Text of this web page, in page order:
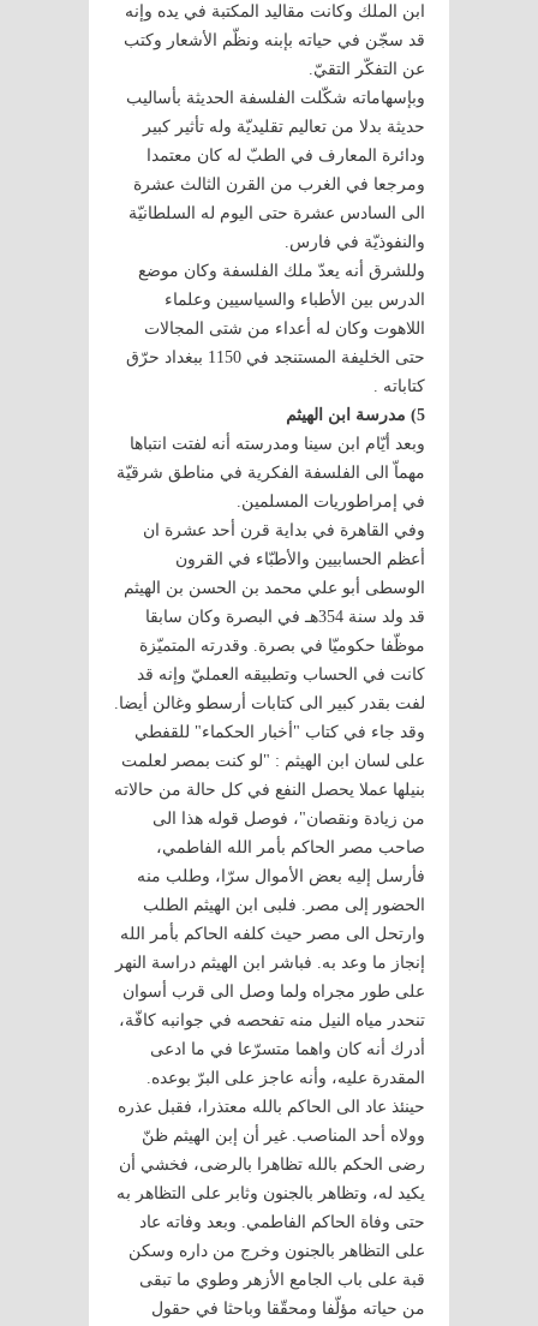
ابن الملك وكانت مقاليد المكتبة في يده وإنه
قد سجّن في حياته بإبنه ونظّم الأشعار وكتب
عن التفكّر التقيّ.
وبإسهاماته شكّلت الفلسفة الحديثة بأساليب
حديثة بدلا من تعاليم تقليديّة وله تأثير كبير
ودائرة المعارف في الطبّ له كان معتمدا
ومرجعا في الغرب من القرن الثالث عشرة
الى السادس عشرة حتى اليوم له السلطانيّة
والنفوذيّة في فارس.
وللشرق أنه يعدّ ملك الفلسفة وكان موضع
الدرس بين الأطباء والسياسيين وعلماء
اللاهوت وكان له أعداء من شتى المجالات
حتى الخليفة المستنجد في 1150 ببغداد حرّق
كتاباته .
5) مدرسة ابن الهيثم
وبعد أيّام ابن سينا ومدرسته أنه لفتت انتباها
مهماّ الى الفلسفة الفكرية في مناطق شرقيّة
في إمراطوريات المسلمين.
وفي القاهرة في بداية قرن أحد عشرة ان
أعظم الحسابيين والأطبّاء في القرون
الوسطى أبو علي محمد بن الحسن بن الهيثم
قد ولد سنة 354هـ في البصرة وكان سابقا
موظّفا حكوميّا في بصرة. وقدرته المتميّزة
كانت في الحساب وتطبيقه العمليّ وإنه قد
لفت بقدر كبير الى كتابات أرسطو وغالن أيضا.
وقد جاء في كتاب "أخبار الحكماء" للقفطي
على لسان ابن الهيثم : "لو كنت بمصر لعلمت
بنيلها عملا يحصل النفع في كل حالة من حالاته
من زيادة ونقصان"، فوصل قوله هذا الى
صاحب مصر الحاكم بأمر الله الفاطمي،
فأرسل إليه بعض الأموال سرّا، وطلب منه
الحضور إلى مصر. فلبى ابن الهيثم الطلب
وارتحل الى مصر حيث كلفه الحاكم بأمر الله
إنجاز ما وعد به. فباشر ابن الهيثم دراسة النهر
على طور مجراه ولما وصل الى قرب أسوان
تنحدر مياه النيل منه تفحصه في جوانبه كافّة،
أدرك أنه كان واهما متسرّعا في ما ادعى
المقدرة عليه، وأنه عاجز على البرّ بوعده.
حينئذ عاد الى الحاكم بالله معتذرا، فقبل عذره
وولاه أحد المناصب. غير أن إبن الهيثم ظنّ
رضى الحكم بالله تظاهرا بالرضى، فخشي أن
يكيد له، وتظاهر بالجنون وثابر على التظاهر به
حتى وفاة الحاكم الفاطمي. وبعد وفاته عاد
على التظاهر بالجنون وخرج من داره وسكن
قبة على باب الجامع الأزهر وطوي ما تبقى
من حياته مؤلّفا ومحقّقا وباحثا في حقول